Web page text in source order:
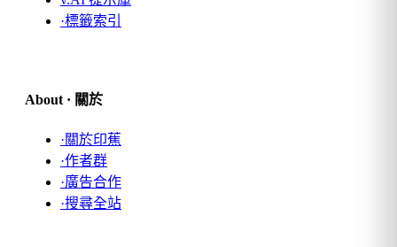
·標籤索引
About · 關於
·關於印蕉
·作者群
·廣告合作
·搜尋全站